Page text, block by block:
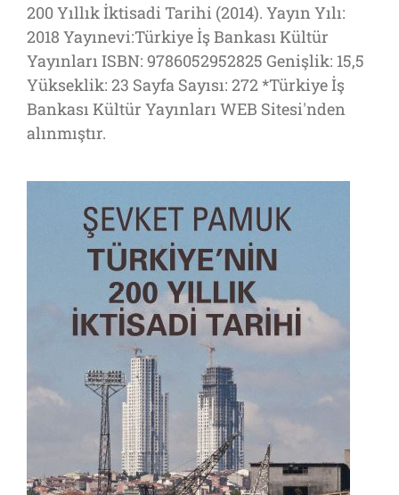
200 Yıllık İktisadi Tarihi (2014). Yayın Yılı:
2018 Yayınevi:Türkiye İş Bankası Kültür
Yayınları ISBN: 9786052952825 Genişlik: 15,5
Yükseklik: 23 Sayfa Sayısı: 272 *Türkiye İş
Bankası Kültür Yayınları WEB Sitesi'nden
alınmıştır.